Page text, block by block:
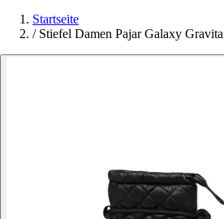
Startseite
/ Stiefel Damen Pajar Galaxy Gravita